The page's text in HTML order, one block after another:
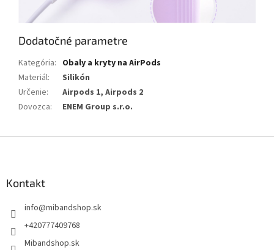
Dodatočné parametre
Kategória: Obaly a kryty na AirPods
Materiál:
Silikón
Určenie:
Airpods 1, Airpods 2
Dovozca: ENEM Group s.r.o.
Kontakt
info@mibandshop.sk
+420777409768
Mibandshop.sk